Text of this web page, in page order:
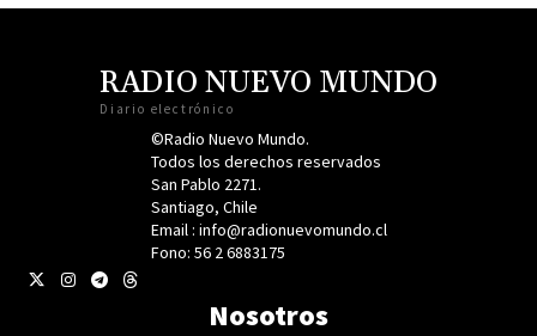
RADIO NUEVO MUNDO
Diario electrónico
©Radio Nuevo Mundo.
Todos los derechos reservados
San Pablo 2271.
Santiago, Chile
Email : info@radionuevomundo.cl
Fono: 56 2 6883175
Nosotros